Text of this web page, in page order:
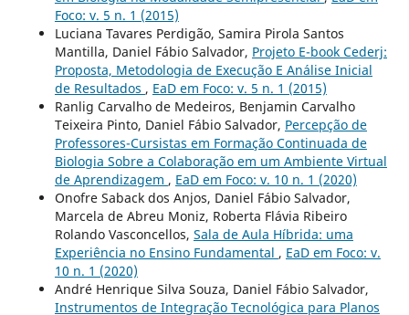
Foco: v. 5 n. 1 (2015)
Luciana Tavares Perdigão, Samira Pirola Santos
Mantilla, Daniel Fábio Salvador, Projeto E-book Cederj:
Proposta, Metodologia de Execução E Análise Inicial
de Resultados , EaD em Foco: v. 5 n. 1 (2015)
Ranlig Carvalho de Medeiros, Benjamin Carvalho
Teixeira Pinto, Daniel Fábio Salvador, Percepção de
Professores-Cursistas em Formação Continuada de
Biologia Sobre a Colaboração em um Ambiente Virtual
de Aprendizagem , EaD em Foco: v. 10 n. 1 (2020)
Onofre Saback dos Anjos, Daniel Fábio Salvador,
Marcela de Abreu Moniz, Roberta Flávia Ribeiro
Rolando Vasconcellos, Sala de Aula Híbrida: uma
Experiência no Ensino Fundamental , EaD em Foco: v.
10 n. 1 (2020)
André Henrique Silva Souza, Daniel Fábio Salvador,
Instrumentos de Integração Tecnológica para Planos